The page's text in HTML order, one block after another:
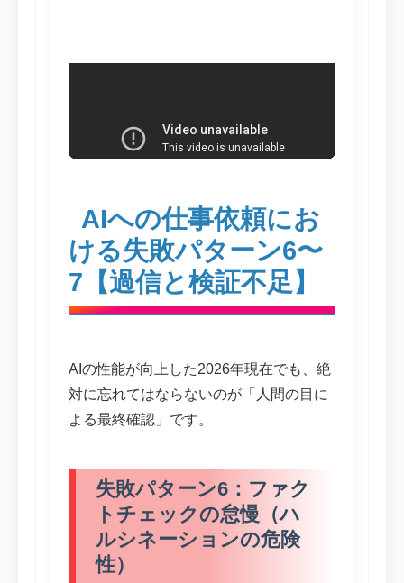
AIへの仕事依頼にお
ける失敗パターン6〜
7【過信と検証不足】
AIの性能が向上した2026年現在でも、絶
対に忘れてはならないのが「人間の目に
よる最終確認」です。
失敗パターン6：ファク
トチェックの怠慢（ハ
ルシネーションの危険
性）